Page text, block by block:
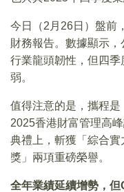
今日（2月26日）盤前
財務報告。數據顯示
行業龍頭韌性，但四
弱。
值得注意的是，攜程
2025香港財富管理高
典禮上，斬獲「綜合
獎」兩項重磅榮譽。
全年業績延續增勢，但